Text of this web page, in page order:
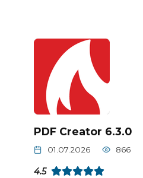
PDF Creator 6.3.0
01.07.2026 866
4.5